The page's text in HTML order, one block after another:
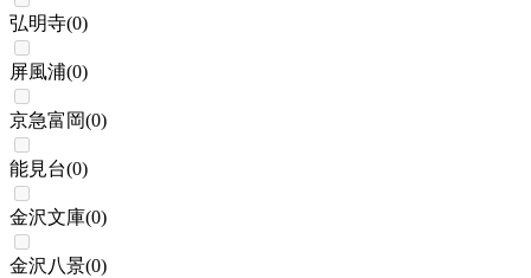
弘明寺(0)
屏風浦(0)
京急富岡(0)
能見台(0)
金沢文庫(0)
金沢八景(0)